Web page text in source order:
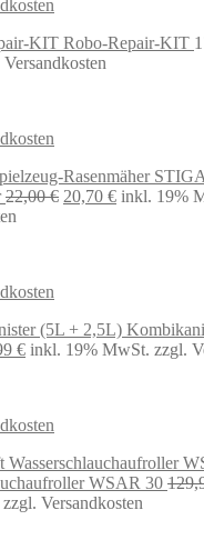
Robo-Repair-KIT
22,00€ Ursprünglicher
20,70 €Aktueller
inkl. 19%
€Aktueller
inkl. 19% MwSt. zzgl.
WSAR 30
zzgl. Versandkosten